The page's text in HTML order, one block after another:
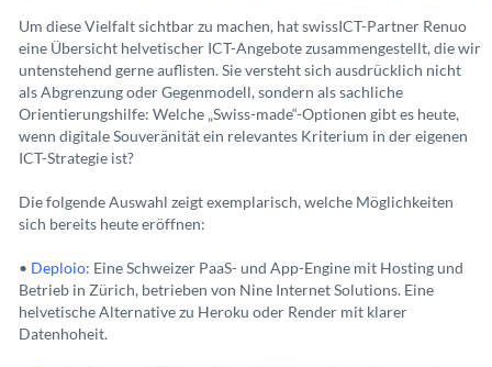
Um diese Vielfalt sichtbar zu machen, hat swissICT-Partner Renuo
eine Übersicht helvetischer ICT-Angebote zusammengestellt, die wir
untenstehend gerne auflisten. Sie versteht sich ausdrücklich nicht
als Abgrenzung oder Gegenmodell, sondern als sachliche
Orientierungshilfe: Welche „Swiss-made“-Optionen gibt es heute,
wenn digitale Souveränität ein relevantes Kriterium in der eigenen
ICT-Strategie ist?
Die folgende Auswahl zeigt exemplarisch, welche Möglichkeiten
sich bereits heute eröffnen:
• Deploio: Eine Schweizer PaaS- und App-Engine mit Hosting und
Betrieb in Zürich, betrieben von Nine Internet Solutions. Eine
helvetische Alternative zu Heroku oder Render mit klarer
Datenhoheit.